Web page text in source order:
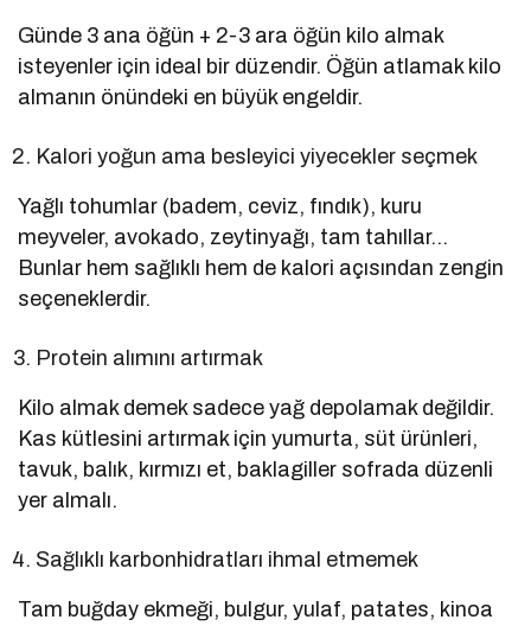
Günde 3 ana öğün + 2-3 ara öğün kilo almak
isteyenler için ideal bir düzendir. Öğün atlamak kilo
almanın önündeki en büyük engeldir.
Kalori yoğun ama besleyici yiyecekler seçmek
Yağlı tohumlar (badem, ceviz, fındık), kuru
meyveler, avokado, zeytinyağı, tam tahıllar…
Bunlar hem sağlıklı hem de kalori açısından zengin
seçeneklerdir.
Protein alımını artırmak
Kilo almak demek sadece yağ depolamak değildir.
Kas kütlesini artırmak için yumurta, süt ürünleri,
tavuk, balık, kırmızı et, baklagiller sofrada düzenli
yer almalı.
Sağlıklı karbonhidratları ihmal etmemek
Tam buğday ekmeği, bulgur, yulaf, patates, kinoa